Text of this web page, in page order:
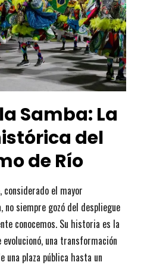
Samba: La
del
de Río
considerado el mayor
no siempre gozó del despliegue
conocemos. Su historia es la
evolucionó, una transformación
una plaza pública hasta un